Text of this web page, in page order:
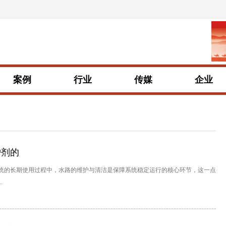
案例 行业 传媒 企业
的
长期使用过程中，水路的维护与清洁是保障系统稳定运行的核心环节，这一点